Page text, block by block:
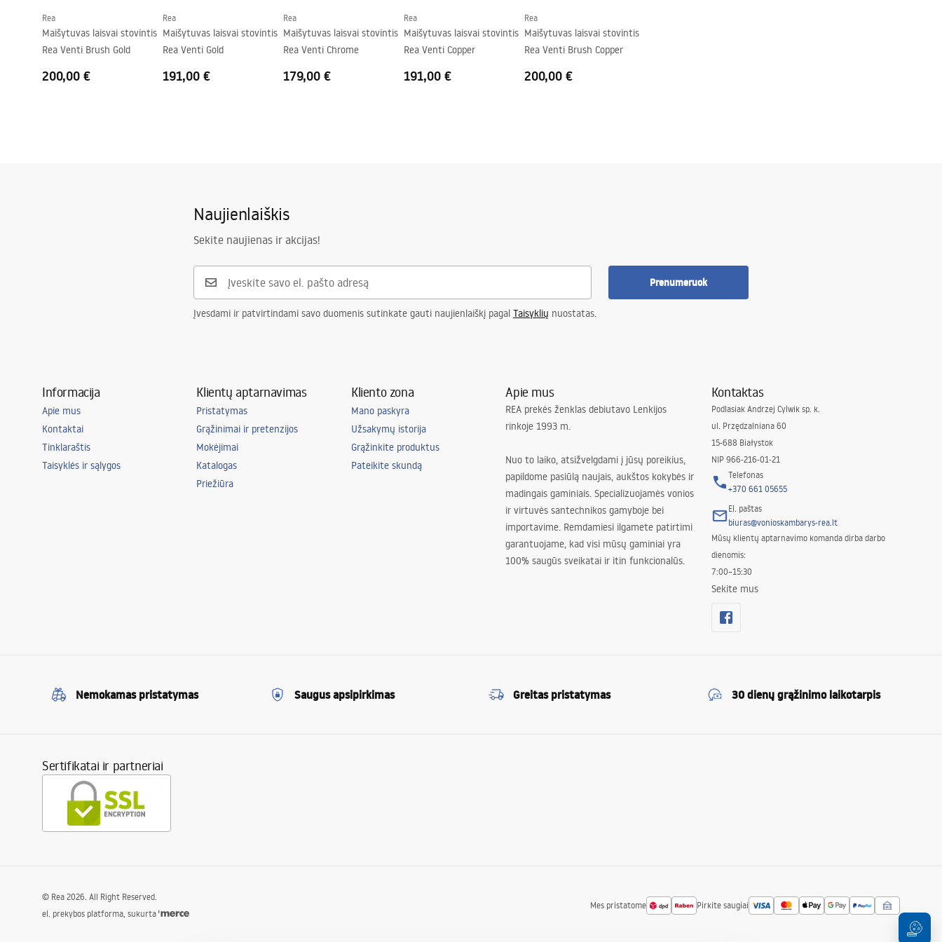
Rea
Maišytuvas laisvai stovintis
Rea Venti Brush Gold
200,00 €
Rea
Maišytuvas laisvai stovintis
Rea Venti Gold
191,00 €
Rea
Maišytuvas laisvai stovintis
Rea Venti Chrome
179,00 €
Rea
Maišytuvas laisvai stovintis
Rea Venti Copper
191,00 €
Rea
Maišytuvas laisvai stovintis
Rea Venti Brush Copper
200,00 €
Naujienlaiškis
Sekite naujienas ir akcijas!
Prenumeruok
Įvesdami ir patvirtindami savo duomenis sutinkate gauti naujienlaiškį pagal Taisyklių nuostatas.
Informacija
Apie mus
Kontaktai
Tinklaraštis
Taisyklės ir sąlygos
Klientų aptarnavimas
Pristatymas
Grąžinimai ir pretenzijos
Mokėjimai
Katalogas
Priežiūra
Kliento zona
Mano paskyra
Užsakymų istorija
Grąžinkite produktus
Pateikite skundą
Apie mus
REA prekės ženklas debiutavo Lenkijos
rinkoje 1993 m.
Nuo to laiko, atsižvelgdami į jūsų poreikius,
papildome pasiūlą naujais, aukštos kokybės ir
madingais gaminiais. Specializuojamės vonios
ir virtuvės santechnikos gamyboje bei
importavime. Remdamiesi ilgamete patirtimi
garantuojame, kad visi mūsų gaminiai yra
100% saugūs sveikatai ir itin funkcionalūs.
Kontaktas
Podlasiak Andrzej Cylwik sp. k.
ul. Przędzalniana 60
15-688 Białystok
NIP 966-216-01-21
Telefonas
+370 661 05655
El. paštas
biuras@vonioskambarys-rea.lt
Mūsų klientų aptarnavimo komanda dirba darbo
dienomis:
7:00–15:30
Sekite mus
Nemokamas pristatymas Saugus apsipirkimas Greitas pristatymas 30 dienų grąžinimo laikotarpis
Sertifikatai ir partneriai
Mes pristatome Pirkite saugiai
© Rea 2026. All Right Reserved.
el. prekybos platforma, sukurta